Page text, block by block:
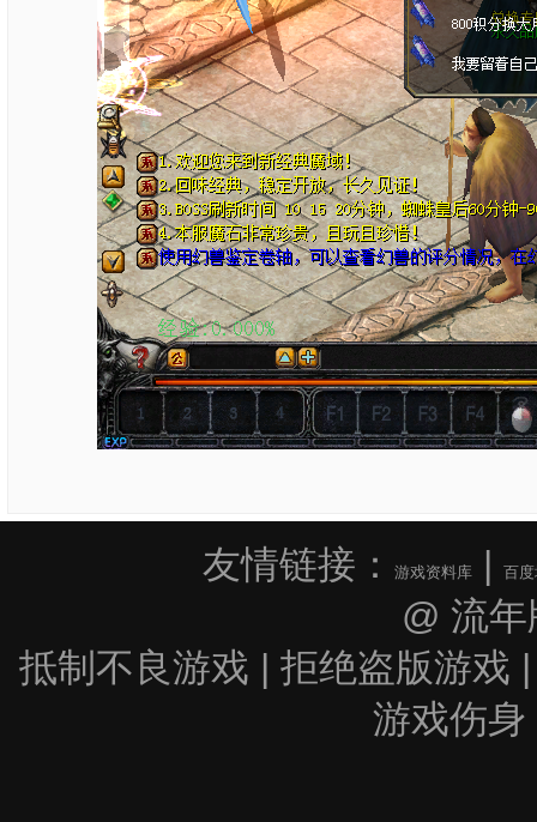
友情链接： 游戏资料库| 百
@ 流
抵制不良游戏 | 拒绝盗版游戏
游戏伤